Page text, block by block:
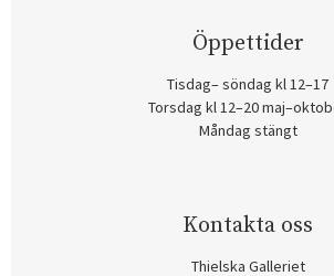
Öppettider
Tisdag– söndag kl 12–17
Torsdag kl 12–20
Måndag stängt
Kontakta oss
Thielska Galleriet